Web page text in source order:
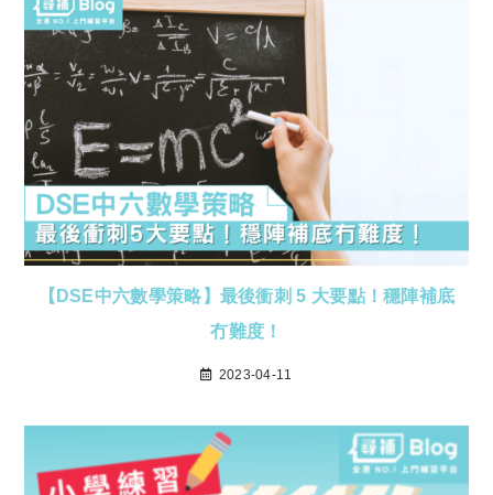
【DSE中六數學策略】最後衝刺 5 大要點！穩陣補底
冇難度！
2023-04-11